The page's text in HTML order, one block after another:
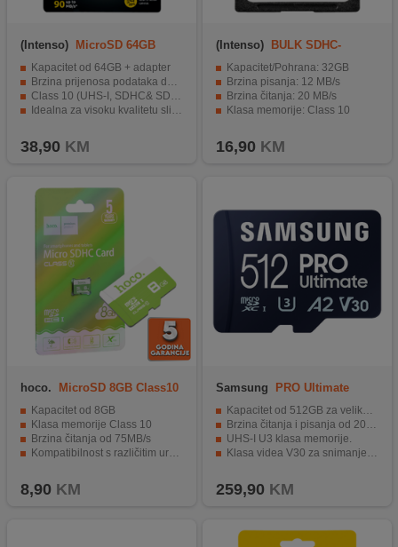
(Intenso)
MicroSD 64GB
Kapacitet od 64GB + adapter
Brzina prijenosa podataka do 90 MB/s
Class 10 (UHS-I, SDHC& SDXC) Pro
Idealna za visoku kvalitetu slika i 4K Ultra HD video materijal
38,90 KM
(Intenso)
BULK SDHC-
Kapacitet/Pohrana: 32GB
Brzina pisanja: 12 MB/s
Brzina čitanja: 20 MB/s
Klasa memorije: Class 10
16,90 KM
hoco.
MicroSD 8GB Class10
Kapacitet od 8GB
Klasa memorije Class 10
Brzina čitanja od 75MB/s
Kompatibilnost s različitim uređajima
8,90 KM
Samsung
PRO Ultimate
Kapacitet od 512GB za velike količine podataka.
Brzina čitanja i pisanja od 200 MB/s.
UHS-I U3 klasa memorije.
Klasa videa V30 za snimanje visokokvalitetnih video zapisa.
259,90 KM